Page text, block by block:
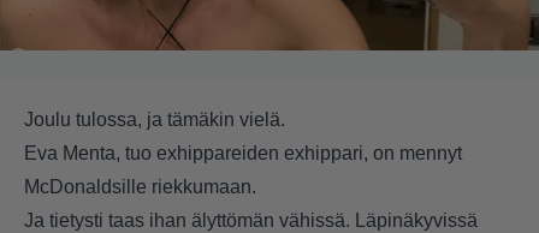
Joulu tulossa, ja tämäkin vielä.
Eva Menta, tuo exhippareiden exhippari, on mennyt
McDonaldsille riekkumaan.
Ja tietysti taas ihan älyttömän vähissä. Läpinäkyvissä